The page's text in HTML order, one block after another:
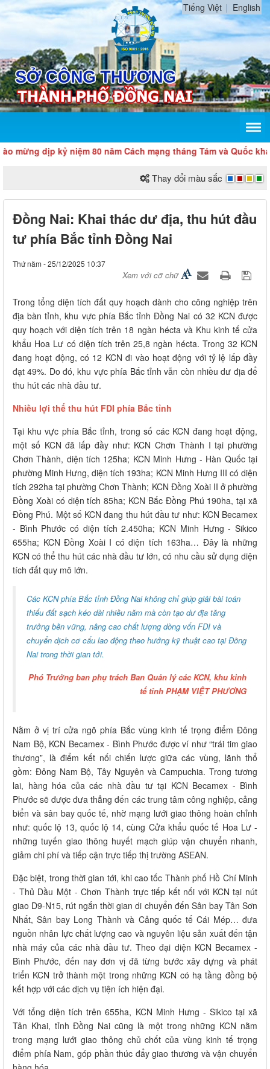
Tiếng Việt English
dịp kỷ niệm 80 năm Cách mạng tháng Tám và Quốc khánh 2/9
Thay đổi màu sắc
Đồng Nai: Khai thác dư địa, thu hút đầu
tư phía Bắc tỉnh Đồng Nai
Thứ năm - 25/12/2025 10:37
Xem với cỡ chữ
Trong tổng diện tích đất quy hoạch dành cho công nghiệp trên
địa bàn tỉnh, khu vực phía Bắc tỉnh Đồng Nai có 32 KCN được
quy hoạch với diện tích trên 18 ngàn hécta và Khu kinh tế cửa
khẩu Hoa Lư có diện tích trên 25,8 ngàn hécta. Trong 32 KCN
đang hoạt động, có 12 KCN đi vào hoạt động với tỷ lệ lấp đầy
đạt 49%. Do đó, khu vực phía Bắc tỉnh vẫn còn nhiều dư địa để
thu hút các nhà đầu tư.
Nhiều lợi thế thu hút FDI phía Bắc tỉnh
Tại khu vực phía Bắc tỉnh, trong số các KCN đang hoạt động,
một số KCN đã lấp đầy như: KCN Chơn Thành I tại phường
Chơn Thành, diện tích 125ha; KCN Minh Hưng - Hàn Quốc tại
phường Minh Hưng, diện tích 193ha; KCN Minh Hưng III có diện
tích 292ha tại phường Chơn Thành; KCN Đồng Xoài II ở phường
Đồng Xoài có diện tích 85ha; KCN Bắc Đồng Phú 190ha, tại xã
Đồng Phú. Một số KCN đang thu hút đầu tư như: KCN Becamex
- Bình Phước có diện tích 2.450ha; KCN Minh Hưng - Sikico
655ha; KCN Đồng Xoài I có diện tích 163ha… Đây là những
KCN có thể thu hút các nhà đầu tư lớn, có nhu cầu sử dụng diện
tích đất quy mô lớn.
Các KCN phía Bắc tỉnh Đồng Nai không chỉ giúp giải bài toán
thiếu đất sạch kéo dài nhiều năm mà còn tạo dư địa tăng
trưởng bền vững, nâng cao chất lượng dòng vốn FDI và
chuyển dịch cơ cấu lao động theo hướng kỹ thuật cao tại Đồng
Nai trong thời gian tới.
Phó Trưởng ban phụ trách Ban Quản lý các KCN, khu kinh
tế tỉnh PHẠM VIỆT PHƯƠNG
Nằm ở vị trí cửa ngõ phía Bắc vùng kinh tế trọng điểm Đông
Nam Bộ, KCN Becamex - Bình Phước được ví như “trái tim giao
thương”, là điểm kết nối chiến lược giữa các vùng, lãnh thổ
gồm: Đông Nam Bộ, Tây Nguyên và Campuchia. Trong tương
lai, hàng hóa của các nhà đầu tư tại KCN Becamex - Bình
Phước sẽ được đưa thẳng đến các trung tâm công nghiệp, cảng
biển và sân bay quốc tế, nhờ mạng lưới giao thông hoàn chỉnh
như: quốc lộ 13, quốc lộ 14, cùng Cửa khẩu quốc tế Hoa Lư -
những tuyến giao thông huyết mạch giúp vận chuyển nhanh,
giảm chi phí và tiếp cận trực tiếp thị trường ASEAN.
Đặc biệt, trong thời gian tới, khi cao tốc Thành phố Hồ Chí Minh
- Thủ Dầu Một - Chơn Thành trực tiếp kết nối với KCN tại nút
giao D9-N15, rút ngắn thời gian di chuyển đến Sân bay Tân Sơn
Nhất, Sân bay Long Thành và Cảng quốc tế Cái Mép… đưa
nguồn nhân lực chất lượng cao và nguyên liệu sản xuất đến tận
nhà máy của các nhà đầu tư. Theo đại diện KCN Becamex -
Bình Phước, đến nay đơn vị đã từng bước xây dựng và phát
triển KCN trở thành một trong những KCN có hạ tầng đồng bộ
kết hợp với các dịch vụ tiện ích hiện đại.
Với tổng diện tích trên 655ha, KCN Minh Hưng - Sikico tại xã
Tân Khai, tỉnh Đồng Nai cũng là một trong những KCN nằm
trong mạng lưới giao thông chủ chốt của vùng kinh tế trọng
điểm phía Nam, góp phần thúc đẩy giao thương và vận chuyển